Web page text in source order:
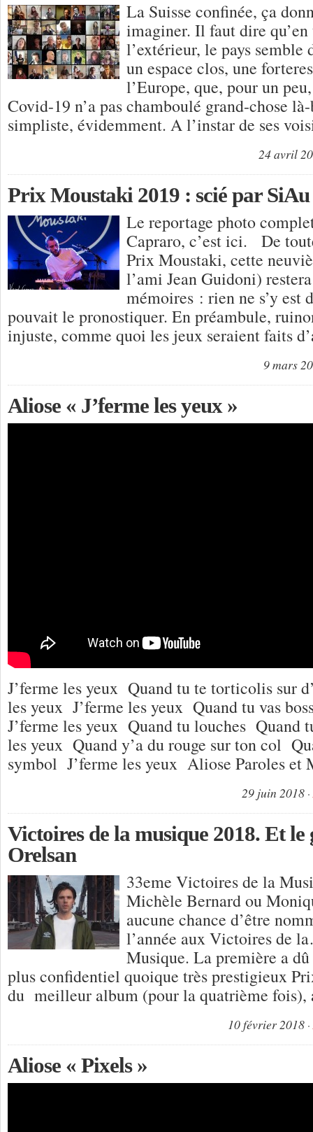
La Suisse confinée, ça
imaginer. Il faut dire
l’extérieur, le pays
un espace clos, une
l’Europe, que, pour un
Covid-19 n’a pas chamboulé grand-chose
simpliste, évidemment. A l’instar de ses
24 avril
Prix Moustaki 2019 : scié par SiAu
Le reportage photo
Capraro, c’est ici. De
Prix Moustaki, cette
l’ami Jean Guidoni)
mémoires : rien ne s’y est
pouvait le pronostiquer. En préambule,
injuste, comme quoi les jeux seraient faits
9 mars
Aliose « J’ferme les yeux »
J’ferme les yeux Quand tu te torticolis sur
les yeux J’ferme les yeux Quand tu vas
J’ferme les yeux Quand tu louches Quand
les yeux Quand y’a du rouge sur ton col
symbol J’ferme les yeux Aliose Paroles
29 juin 2018
Victoires de la musique 2018. Et
Orelsan
33eme Victoires de la
Michèle Bernard ou
aucune chance d’être
l’année aux Victoires de
Musique. La première a dû
plus confidentiel quoique très prestigieux
du meilleur album (pour la quatrième
10 février 2018
Aliose « Pixels »